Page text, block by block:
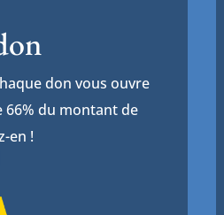
don vous ouvre
66% du montant de
en !